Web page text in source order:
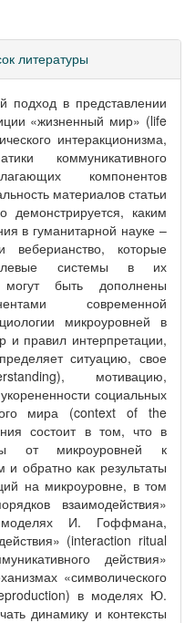
литературы
подход в представлении
«жизненный мир» (life
интеракционизма,
коммуникативного
компонентов
материалов статьи
демонстрируется, каким
в гуманитарной науке –
веберианство, которые
системы в их
быть дополнены
современной
микроуровней в
и правил интерпретации,
ситуацию, свое
мотивацию,
социальных
мира (context of the
состоит в том, что в
от микроуровней к
обратно как результаты
на микроуровне, в том
взаимодействия»
И. Гоффмана,
(interaction ritual
действия»
«символического
в моделях Ю.
динамику и контексты